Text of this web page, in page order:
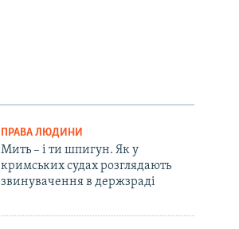
ПРАВА ЛЮДИНИ
Мить – і ти шпигун. Як у
кримських судах розглядають
звинувачення в держзраді